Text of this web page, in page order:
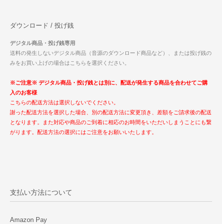
ダウンロード / 投げ銭
デジタル商品・投げ銭専用
送料の発生しないデジタル商品（音源のダウンロード商品など）、または投げ銭の
みをお買い上げの場合はこちらを選択ください。
※ご注意※ デジタル商品・投げ銭とは別に、配送が発生する商品を合わせてご購
入のお客様
こちらの配送方法は選択しないでください。
謝った配送方法を選択した場合、別の配送方法に変更頂き、差額をご請求後の配送
となります。また対応や商品のご到着に相応のお時間をいただいしまうことにも繋
がります。配送方法の選択にはご注意をお願いいたします。
支払い方法について
Amazon Pay